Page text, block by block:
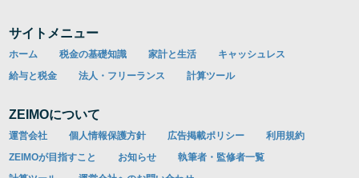
サイトメニュー
ホーム 税金の基礎知識 家計と生活
キャッシュレス
給与と税金
法人・フリーランス 計算ツール
ZEIMOについて
運営会社 個人情報保護方針 広告掲載ポリシー
利用規約
ZEIMOが目指すこと
お知らせ
執筆者・監修者一覧